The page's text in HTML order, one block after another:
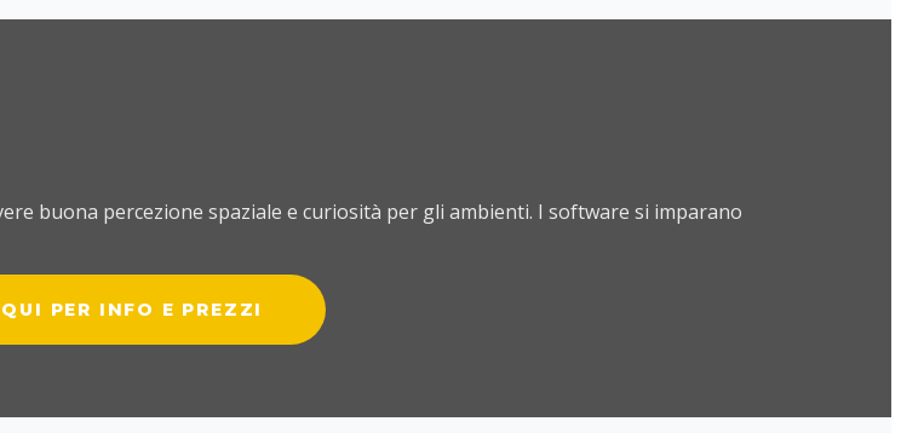
buona percezione spaziale e curiosità per gli ambienti. I software si imparano
PER INFO E PREZZI